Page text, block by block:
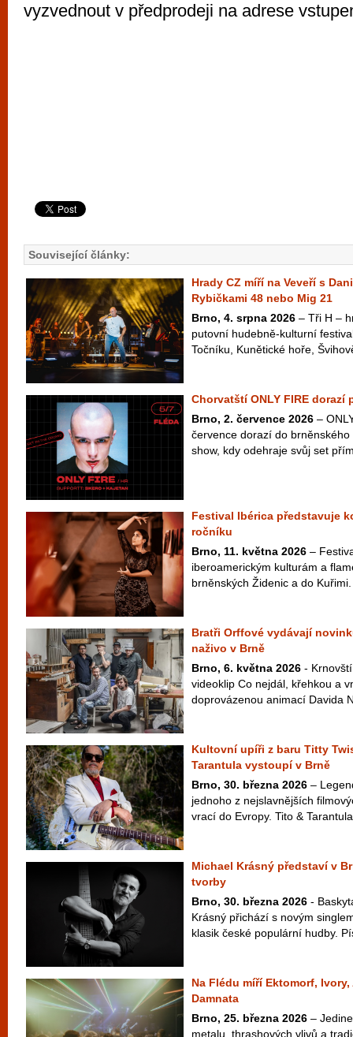
vyzvednout v předprodeji na adrese
Související články:
Hrady CZ míří na Veveří s
Rybičkami 48 nebo Mig 21
Brno, 4. srpna 2026 – Tři H –
putovní hudebně-kulturní
Točníku, Kunětické hoře,
Chorvatští ONLY FIRE dorazí
Brno, 2. července 2026 –
července dorazí do
show, kdy odehraje svůj set
Festival Ibérica představuje
ročníku
Brno, 11. května 2026 –
iberoamerickým kulturám a
brněnských Židenic a do
Bratři Orffové vydávají
naživo v Brně
Brno, 6. května 2026 -
videoklip Co nejdál, křehkou a
doprovázenou animací Davida
Kultovní upíři z baru Titty
Tarantula vystoupí v Brně
Brno, 30. března 2026 –
jednoho z nejslavnějších
vrací do Evropy. Tito &
Michael Krásný představí v
tvorby
Brno, 30. března 2026 -
Krásný přichází s novým
klasik české populární hudby.
Na Flédu míří Ektomorf,
Damnata
Brno, 25. března 2026 –
metalu, thrashových vlivů a